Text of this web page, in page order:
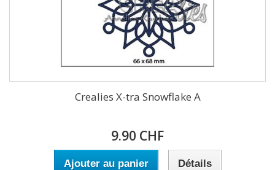
Crealies X-tra Snowflake A
9.90 CHF
Ajouter au panier Détails